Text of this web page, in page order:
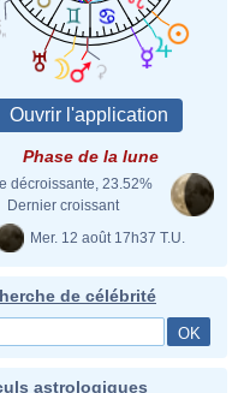
Phase de la lune
décroissante, 23.52%
Dernier croissant
Mer. 12 août 17h37 T.U.
de célébrité
astrologiques